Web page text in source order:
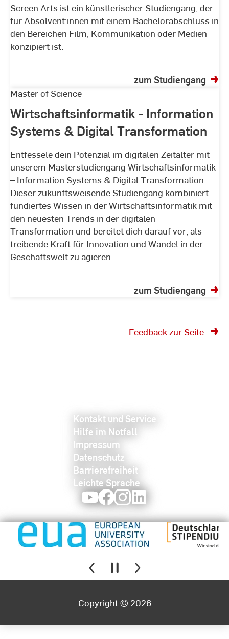
Screen Arts ist ein künstlerischer Studiengang, der
für Absolvent:innen mit einem Bachelorabschluss in
den Bereichen Film, Kommunikation oder Medien
konzipiert ist.
zum Studiengang
Wirtschaftsinformatik
Information
Systems
Digital
Transformation
Master of Science
Wirtschaftsinformatik - Information
Systems & Digital Transformation
Entfessele dein Potenzial im digitalen Zeitalter mit
unserem Masterstudiengang Wirtschaftsinformatik
– Information Systems & Digital Transformation.
Dieser zukunftsweisende Studiengang kombiniert
fundiertes Wissen in der Wirtschaftsinformatik mit
den neuesten Trends in der digitalen
Transformation und bereitet dich darauf vor, als
treibende Kraft für Innovation und Wandel in der
Geschäftswelt zu agieren.
zum Studiengang
Feedback zur Seite
Kontakt und Service
Hilfe im Notfall
Impressum
Datenschutz
Barrierefreiheit
Leichte Sprache
YoutubeFacebookInstagram
Copyright © 2026